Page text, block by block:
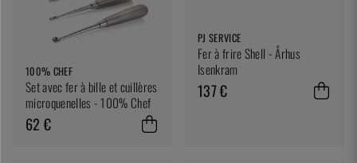
100% CHEF
Set avec fer à bille et cuillères
microquenelles - 100% Chef
62 €
PJ SERVICE
Fer à frire Shell - Århus
Isenkram
137 €